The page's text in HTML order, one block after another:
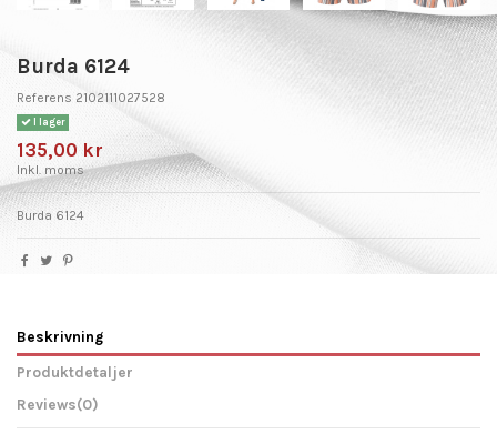
Burda 6124
Referens 2102111027528
I lager
135,00 kr
Inkl. moms
Burda 6124
Beskrivning
Produktdetaljer
Reviews(0)